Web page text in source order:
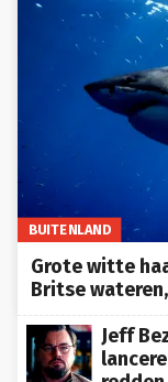
BUITENLAND
Grote witte
Britse
redden